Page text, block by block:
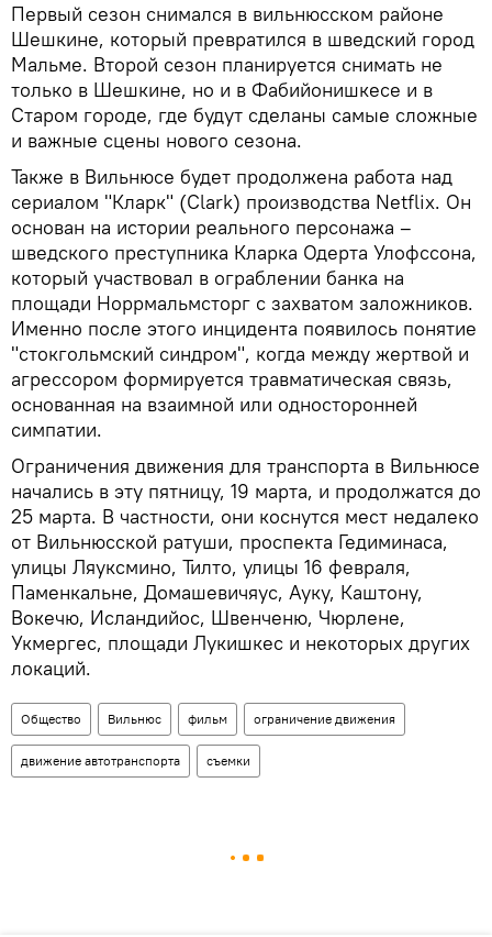
Первый сезон снимался в вильнюсском районе
Шешкине, который превратился в шведский город
Мальме. Второй сезон планируется снимать не
только в Шешкине, но и в Фабийонишкесе и в
Старом городе, где будут сделаны самые сложные
и важные сцены нового сезона.
Также в Вильнюсе будет продолжена работа над
сериалом "Кларк" (Clark) производства Netflix. Он
основан на истории реального персонажа –
шведского преступника Кларка Одерта Улофссона,
который участвовал в ограблении банка на
площади Норрмальмсторг с захватом заложников.
Именно после этого инцидента появилось понятие
"стокгольмский синдром", когда между жертвой и
агрессором формируется травматическая связь,
основанная на взаимной или односторонней
симпатии.
Ограничения движения для транспорта в Вильнюсе
начались в эту пятницу, 19 марта, и продолжатся до
25 марта. В частности, они коснутся мест недалеко
от Вильнюсской ратуши, проспекта Гедиминаса,
улицы Ляуксмино, Тилто, улицы 16 февраля,
Паменкальне, Домашевичяус, Ауку, Каштону,
Вокечю, Исландийос, Швенченю, Чюрлене,
Укмергес, площади Лукишкес и некоторых других
локаций.
Общество Вильнюс фильм ограничение движения
движение автотранспорта съемки